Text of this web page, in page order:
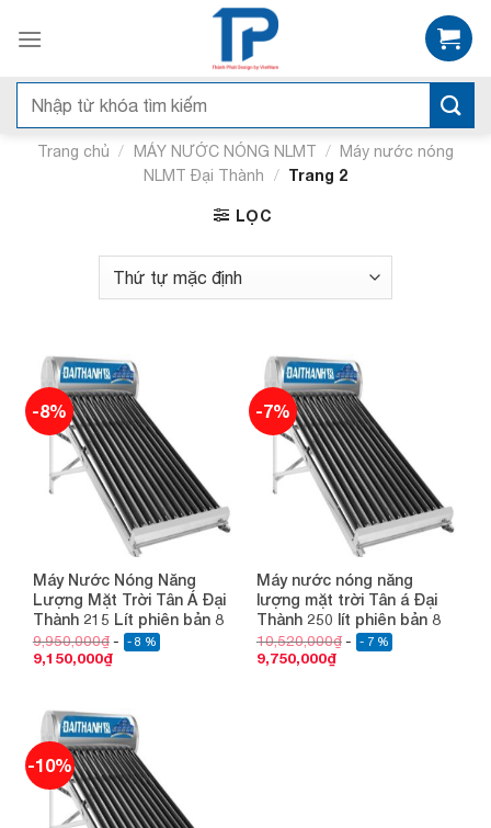
Tìm
kiếm:
Trang chủ / MÁY NƯỚC NÓNG NLMT /
Máy nước nóng
NLMT Đại Thành
/ Trang 2
LỌC
-8%
Máy Nước Nóng Năng
Lượng Mặt Trời Tân Á Đại
Thành 215 Lít phiên bản 8
9,950,000₫ - 8 %
9,150,000₫
-7%
Máy nước nóng năng
lượng mặt trời Tân á Đại
Thành 250 lít phiên bản 8
10,520,000₫ - 7 %
9,750,000₫
-10%